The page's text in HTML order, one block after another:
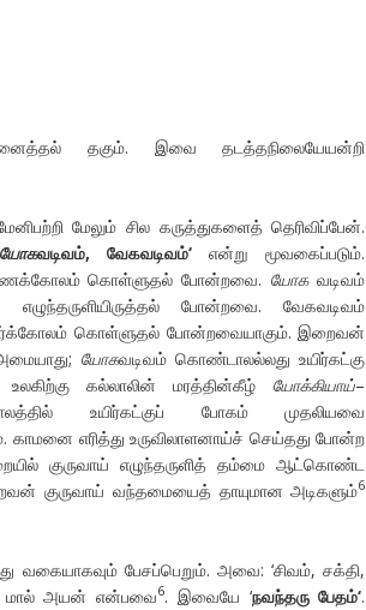
தகும். இவை தடத்தநிலையேயன்றி
மேலும் சில கருத்துகளைத் தெரிவிப்பேன்.
யோகவடிவம், வேகவடிவம்‘என்று மூவகைப்படும்.
மணக்கோலம் கொள்ளுதல் போன்றவை. யோகவடிவம்
எழுந்தருளியிருத்தல் போன்றவை. வேகவடிவம்
கொள்ளுதல் போன்றவையாகும். இறைவன்
யோகவடிவம் கொண்டாலல்லது உயிர்கட்கு
கல்லாலின் மரத்தின்கீழ் யோக்கியாய்–
காலத்தில் உயிர்கட்குப் போகம் முதலியவை
காமனை எரித்து உருவிலாளனாய்ச் செய்தது போன்ற
குருவாய் எழுந்தருளித் தம்மை ஆட்கொண்ட
குருவாய் வந்தமையைத் தாயுமான அடிகளும்6
வகையாகவும் பேசப்பெறும். அவை: ‘சிவம், சக்தி,
மால் அயன் என்பவை6. இவையே ‘நவந்தரு பேதம்‘.